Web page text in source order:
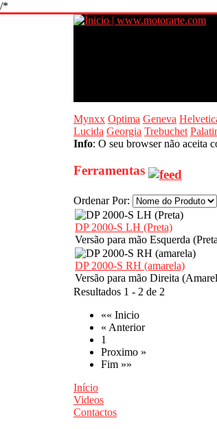
/*
Mynxx Optima Geneva
Lucida Georgia Trebuchet
Info: O seu browser não aceita
Ferramentas
Ordenar Por:
DP 2000-S LH (Preta)
Versão para mão Esquerda
DP 2000-S RH (amarela)
Versão para mão Direita
Resultados 1 - 2 de 2
«« Inicio
« Anterior
1
Proximo »
Fim »»
Início
Videos
Contactos